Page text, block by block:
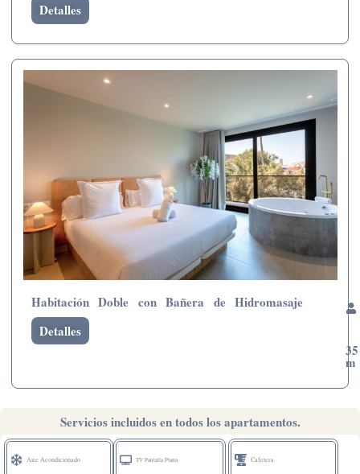
Detalles
Habitación Doble con Bañera de Hidromasaje
Detalles
35
m
Servicios incluidos en todos los apartamentos.
Aire Acondicionado TV Pantalla Plana Cafetera